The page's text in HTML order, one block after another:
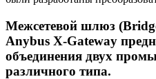
Межсетевой шлюз
Anybus X-Gateway
объединения двух
различного типа.